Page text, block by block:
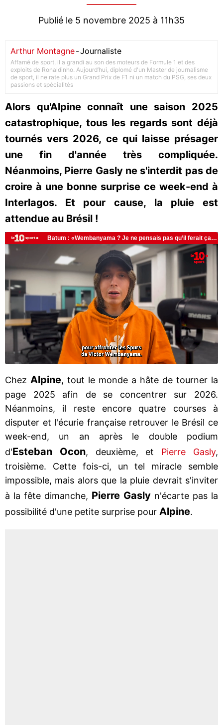
Publié le 5 novembre 2025 à 11h35
Arthur Montagne-Journaliste
Affamé de sport, il a grandi au son des moteurs de Formule 1 et des
exploits de Ronaldinho. Aujourd’hui, diplomé d'un Master de journalisme
de sport, il ne rate plus un Grand Prix de F1 ni un match du PSG, ses deux
passions et spécialités
Alors qu'Alpine connaît une saison 2025
catastrophique, tous les regards sont déjà
tournés vers 2026, ce qui laisse présager
une fin d'année très compliquée.
Néanmoins, Pierre Gasly ne s'interdit pas de
croire à une bonne surprise ce week-end à
Interlagos. Et pour cause, la pluie est
attendue au Brésil !
Chez Alpine, tout le monde a hâte de tourner la
page 2025 afin de se concentrer sur 2026.
Néanmoins, il reste encore quatre courses à
disputer et l'écurie française retrouver le Brésil ce
week-end, un an après le double podium
d'Esteban Ocon, deuxième, et Pierre Gasly,
troisième. Cette fois-ci, un tel miracle semble
impossible, mais alors que la pluie devrait s'inviter
à la fête dimanche, Pierre Gasly n'écarte pas la
possibilité d'une petite surprise pour Alpine.